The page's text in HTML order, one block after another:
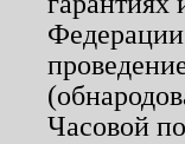
Часовой